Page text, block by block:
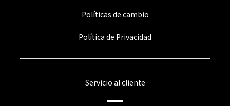
Políticas de cambio
Política de Privacidad
Servicio al cliente